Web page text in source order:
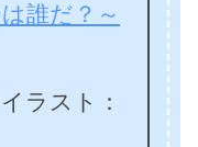
誰だ？～
ラスト：